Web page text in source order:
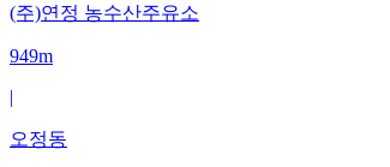
(주)연정 농수산주유소
949m
|
오정동